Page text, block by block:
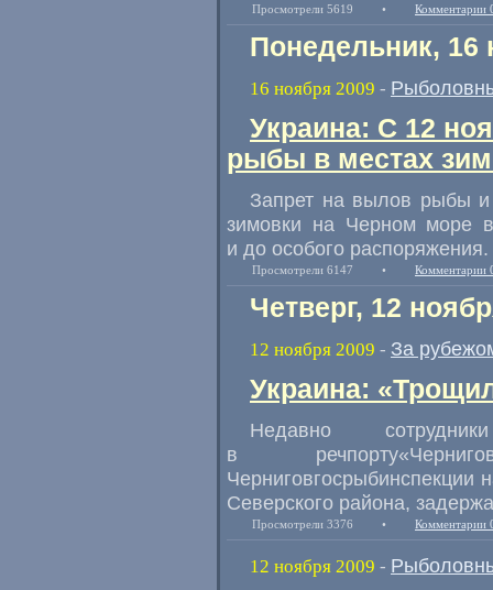
Просмотрели 5619 • Комментарии
Понедельник, 16
16 ноября 2009 -
Украина: C 12
рыбы в местах
Запрет на вылов рыбы и
зимовки на Черном море
и до особого распоряжения.
Просмотрели 6147 • Комментарии
Четверг, 12
12 ноября 2009 - За
Украина:
Недавно
в
Черниговгосрыбинспекции
Северского района,
Просмотрели 3376 • Комментарии
12 ноября 2009 -